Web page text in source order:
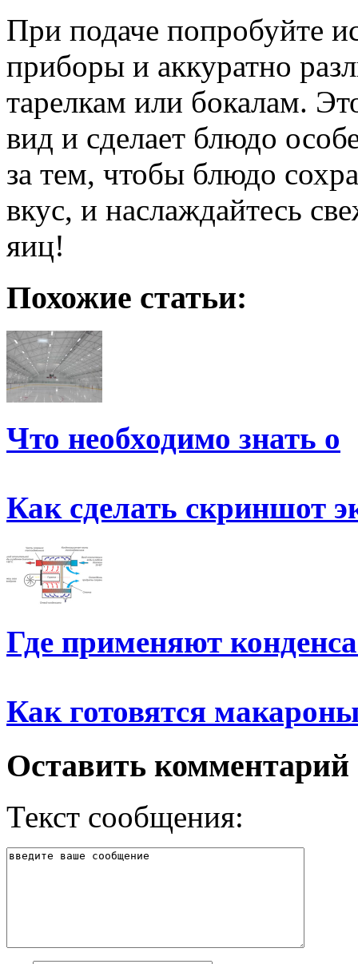
При подаче попробуйте
приборы и аккуратно
тарелкам или бокалам.
вид и сделает блюдо
за тем, чтобы блюдо
вкус, и наслаждайтесь
яиц!
Похожие статьи:
Что необходимо знать о
Как сделать скриншот
Где применяют
Как готовятся
Оставить комментарий
Текст сообщения: